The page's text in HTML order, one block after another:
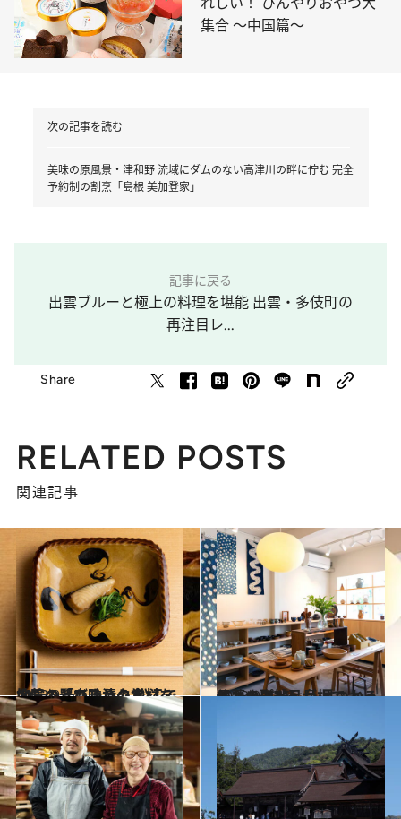
集合 ～中国篇～
次の記事を読む
美味の原風景・津和野 流域にダムのない高津川の畔に佇む 完全
予約制の割烹「島根 美加登家」
記事に戻る
出雲ブルーと極上の料理を堪能 出雲・多伎町の
再注目レ...
Share
RELATED POSTS
関連記事
2023.9.24
山陰のとびきりの食材を 地元の器で味わう 松江で人気の「森乃清夕堂」
旅＆お出かけ 2023.9.23
民藝の聖地・島根で とっておきの一品が 見つかるショップ3軒
旅＆お出かけ